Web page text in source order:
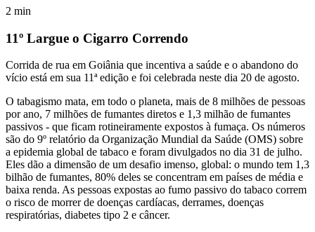
2 min
11º Largue o Cigarro Correndo
Corrida de rua em Goiânia que incentiva a saúde e o abandono do
vício está em sua 11ª edição e foi celebrada neste dia 20 de agosto.
O tabagismo mata, em todo o planeta, mais de 8 milhões de pessoas
por ano, 7 milhões de fumantes diretos e 1,3 milhão de fumantes
passivos - que ficam rotineiramente expostos à fumaça. Os números
são do 9º relatório da Organização Mundial da Saúde (OMS) sobre
a epidemia global de tabaco e foram divulgados no dia 31 de julho.
Eles dão a dimensão de um desafio imenso, global: o mundo tem 1,3
bilhão de fumantes, 80% deles se concentram em países de média e
baixa renda. As pessoas expostas ao fumo passivo do tabaco correm
o risco de morrer de doenças cardíacas, derrames, doenças
respiratórias, diabetes tipo 2 e câncer.